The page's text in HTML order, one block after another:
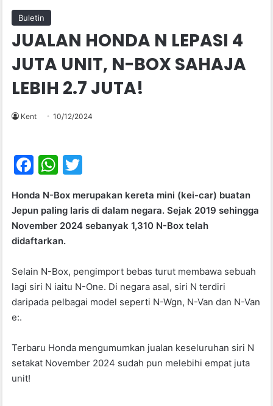
Buletin
JUALAN HONDA N LEPASI 4
JUTA UNIT, N-BOX SAHAJA
LEBIH 2.7 JUTA!
Kent 10/12/2024
F
c
e
b
o
o
k
W
at
s
A
p
itt
er
Honda N-Box merupakan kereta mini (kei-car) buatan
Jepun paling laris di dalam negara. Sejak 2019 sehingga
November 2024 sebanyak 1,310 N-Box telah
didaftarkan.
Selain N-Box, pengimport bebas turut membawa sebuah
lagi siri N iaitu N-One. Di negara asal, siri N terdiri
daripada pelbagai model seperti N-Wgn, N-Van dan N-Van
e:.
Terbaru Honda mengumumkan jualan keseluruhan siri N
setakat November 2024 sudah pun melebihi empat juta
unit!